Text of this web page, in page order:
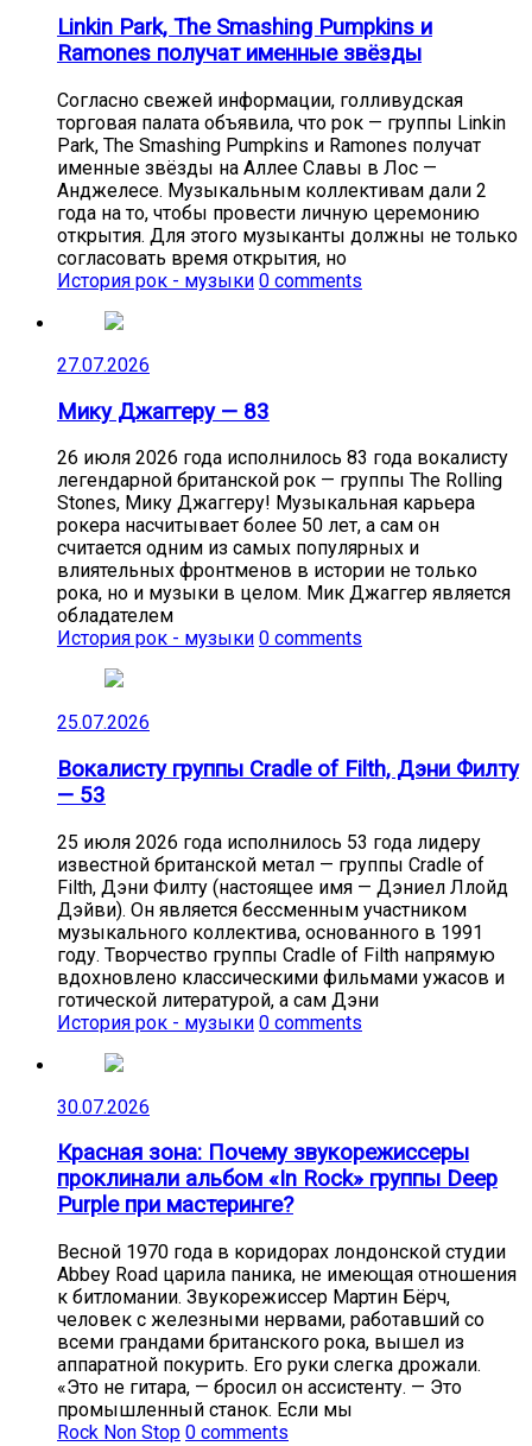
Linkin Park, The Smashing Pumpkins и
Ramones получат именные звёзды
Согласно свежей информации, голливудская
торговая палата объявила, что рок — группы Linkin
Park, The Smashing Pumpkins и Ramones получат
именные звёзды на Аллее Славы в Лос —
Анджелесе. Музыкальным коллективам дали 2
года на то, чтобы провести личную церемонию
открытия. Для этого музыканты должны не только
согласовать время открытия, но
История рок - музыки 0 comments
27.07.2026
Мику Джаггеру — 83
26 июля 2026 года исполнилось 83 года вокалисту
легендарной британской рок — группы The Rolling
Stones, Мику Джаггеру! Музыкальная карьера
рокера насчитывает более 50 лет, а сам он
считается одним из самых популярных и
влиятельных фронтменов в истории не только
рока, но и музыки в целом. Мик Джаггер является
обладателем
История рок - музыки 0 comments
25.07.2026
Вокалисту группы Cradle of Filth, Дэни Филту
— 53
25 июля 2026 года исполнилось 53 года лидеру
известной британской метал — группы Cradle of
Filth, Дэни Филту (настоящее имя — Дэниел Ллойд
Дэйви). Он является бессменным участником
музыкального коллектива, основанного в 1991
году. Творчество группы Cradle of Filth напрямую
вдохновлено классическими фильмами ужасов и
готической литературой, а сам Дэни
История рок - музыки 0 comments
30.07.2026
Красная зона: Почему звукорежиссеры
проклинали альбом «In Rock» группы Deep
Purple при мастеринге?
Весной 1970 года в коридорах лондонской студии
Abbey Road царила паника, не имеющая отношения
к битломании. Звукорежиссер Мартин Бёрч,
человек с железными нервами, работавший со
всеми грандами британского рока, вышел из
аппаратной покурить. Его руки слегка дрожали.
«Это не гитара, — бросил он ассистенту. — Это
промышленный станок. Если мы
Rock Non Stop 0 comments